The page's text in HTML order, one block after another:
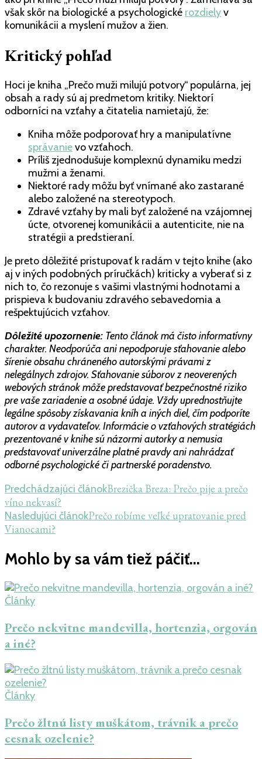
však skôr na biologické a psychologické rozdielyv
komunikácii a myslení mužov a žien.
Kritický pohľad
Hoci je kniha „Prečo muži milujú potvory“ populárna, jej
obsah a rady sú aj predmetom kritiky. Niektorí
odborníci na vzťahy a čitatelia namietajú, že:
Kniha môže podporovať hry a manipulatívne
správanievo vzťahoch.
Príliš zjednodušuje komplexnú dynamiku medzi
mužmi a ženami.
Niektoré rady môžu byť vnímané ako zastarané
alebo založené na stereotypoch.
Zdravé vzťahy by mali byť založené na vzájomnej
úcte, otvorenej komunikácii a autenticite, nie na
stratégii a predstieraní.
Je preto dôležité pristupovať k radám v tejto knihe (ako
aj v iných podobných príručkách) kriticky a vyberať si z
nich to, čo rezonuje s vašimi vlastnými hodnotami a
prispieva k budovaniu zdravého sebavedomia a
rešpektujúcich vzťahov.
Dôležité upozornenie: Tento článok má čisto informatívny
charakter. Neodporúča ani nepodporuje sťahovanie alebo
šírenie obsahu chráneného autorskými právami z
nelegálnych zdrojov. Sťahovanie súborov z neoverených
webových stránok môže predstavovať bezpečnostné riziko
pre vaše zariadenie a osobné údaje. Vždy uprednostňujte
legálne spôsoby získavania kníh a iných diel, čím podporíte
autorov a vydavateľov. Informácie o vzťahových stratégiách
prezentované v knihe sú názormi autorky a nemusia
predstavovať univerzálne platné pravdy ani nahrádzať
odborné psychologické či partnerské poradenstvo.
Navigácia
v
článku
Predchádzajúci článokBrezička Breza: Prečo pije a prečo
víno nekvasí?
Nasledujúci článokPrečo robíme veľké upratovanie pred
Vianocami?
Mohlo by sa vám tiež páčiť...
Články
Prečo nekvitne mandevilla, hortenzia, orgován
a iné?
Články
Prečo žltnú listy muškátom, trávnik a prečo
cesnak ozelenie?